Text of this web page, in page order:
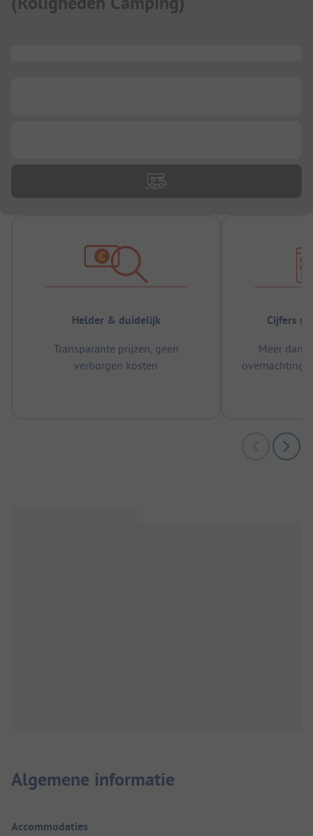
Helder & duidelijk
Transparante prijzen, geen
verborgen kosten
Cijfers
Meer dan
Algemene informatie
Accommodaties